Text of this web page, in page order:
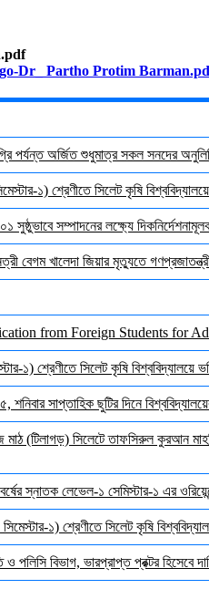
পর্যন্ত অর্জিত শুধুমাত্র সকল সনদের
১) শ্রেণীতে সিলেট কৃষি
সুষ্ঠুভাবে সম্পাদনের লক্ষ্যে
বেগম খালেদা জিয়ার মৃত্যুতে
from Foreign Students for
১) শ্রেণীতে সিলেট কৃষি বিশ্ববিদ্যালয়ে
সাপ্তাহিক ছুটির দিনে
(টিলাগড়) সিলেটে তাফসিরুল কুরআন
স্নাতক লেভেল-১ সেমিস্টার-১ এর
১) শ্রেণীতে সিলেট কৃষি
বিভাগ, ভারপ্রাপ্ত প্রক্টর হিসেবে